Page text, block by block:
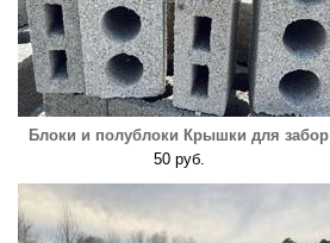
Блоки и полублоки Крышки для забор
50 руб.